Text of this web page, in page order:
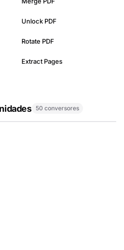
Unlock PDF
Rotate PDF
Extract Pages
50 conversores